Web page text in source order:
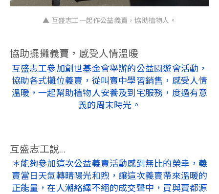
▲ 互盛志工一起作公益義賣，協助植物人。
協助擺攤義賣，感受人情溫暖
互盛志工參加創世基金會舉辦的公益園遊會活動，
協助各式攤位義賣，從叫賣中學習銷售，感受人情
溫暖，一起幫助植物人安養及到宅服務，度過有意
義的周末時光。
互盛志工說...
＊能夠參加這次公益義賣活動感到無比的榮幸，義
賣當日天氣轉晴陽光和煦，讓這次義賣帶來溫暖的
正能量，在人潮絡繹不絕的成交聲中，買與賣都源